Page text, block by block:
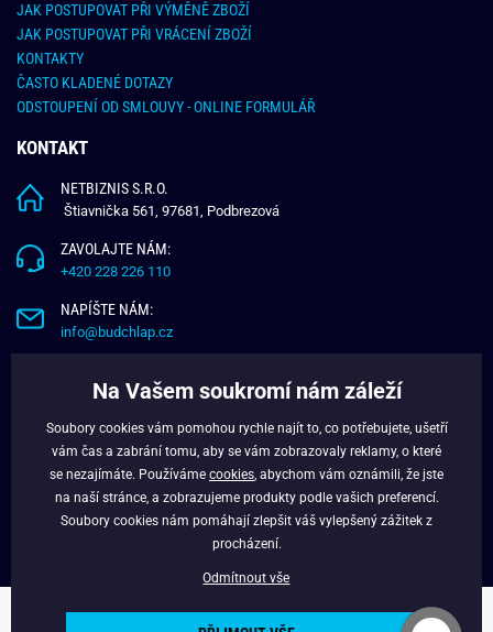
JAK POSTUPOVAT PŘI VÝMĚNĚ ZBOŽÍ
JAK POSTUPOVAT PŘI VRÁCENÍ ZBOŽÍ
KONTAKTY
ČASTO KLADENÉ DOTAZY
ODSTOUPENÍ OD SMLOUVY - ONLINE FORMULÁŘ
KONTAKT
NETBIZNIS S.R.O.
Štiavnička 561, 97681, Podbrezová
ZAVOLAJTE NÁM:
+420 228 226 110
NAPÍŠTE NÁM:
info@budchlap.cz
VĚRNOSTNÍ PROGRAM
FACEBOOK
Copyright © 2024 - Budchlap.cz Všechna práva vyhrazena. webdesign ©
Na Vašem soukromí nám záleží
Soubory cookies vám pomohou rychle najít to, co potřebujete, ušetří
vám čas a zabrání tomu, aby se vám zobrazovaly reklamy, o které
se nezajímáte. Používáme cookies , abychom vám oznámili, že jste
na naší stránce, a zobrazujeme produkty podle vašich preferencí.
Soubory cookies nám pomáhají zlepšit váš vylepšený zážitek z
procházení.
Odmítnout vše